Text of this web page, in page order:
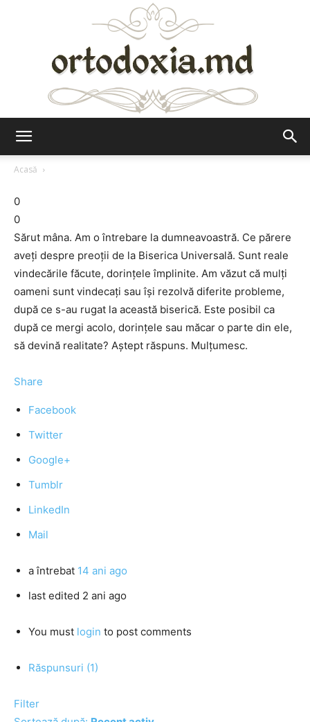
Acasă
0
0
Sărut mâna. Am o întrebare la dumneavoastră. Ce părere
aveţi despre preoţii de la Biserica Universală. Sunt reale
vindecările făcute, dorinţele împlinite. Am văzut că mulţi
oameni sunt vindecaţi sau îşi rezolvă diferite probleme,
după ce s-au rugat la această biserică. Este posibil ca
după ce mergi acolo, dorinţele sau măcar o parte din ele,
să devină realitate? Aştept răspuns. Mulţumesc.
Share
Facebook
Twitter
Google+
Tumblr
LinkedIn
Mail
a întrebat 14 ani ago
last edited 2 ani ago
You must login to post comments
Răspunsuri (1)
Filter